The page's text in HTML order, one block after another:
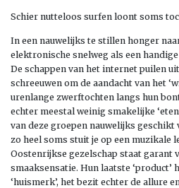
Schier nutteloos surfen loont soms
In een nauwelijks te stillen honger
elektronische snelweg als een
De schappen van het internet puilen
schreeuwen om de aandacht van het
urenlange zwerftochten langs hun
echter meestal weinig smakelijke
van deze groepen nauwelijks geschikt
zo heel soms stuit je op een muzikale
Oostenrijkse gezelschap staat garant
smaaksensatie. Hun laatste ‘product’
‘huismerk’, het bezit echter de allure